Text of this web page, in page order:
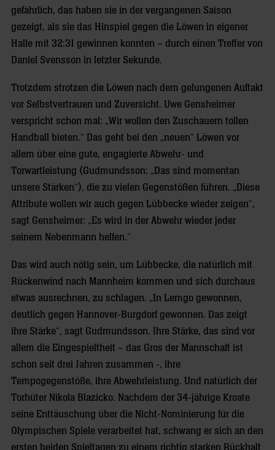
gefährlich, das haben sie in der vergangenen Saison
gezeigt, als sie das Hinspiel gegen die Löwen in eigener
Halle mit 32:31 gewinnen konnten – durch einen Treffer von
Daniel Svensson in letzter Sekunde.
Trotzdem strotzen die Löwen nach dem gelungenen Auftakt
vor Selbstvertrauen und Zuversicht. Uwe Gensheimer
verspricht schon mal: „Wir wollen den Zuschauern tollen
Handball bieten.“ Das geht bei den „neuen“ Löwen vor
allem über eine gute, engagierte Abwehr- und
Torwartleistung (Gudmundsson: „Das sind momentan
unsere Stärken“), die zu vielen Gegenstößen führen. „Diese
Attribute wollen wir auch gegen Lübbecke wieder zeigen“,
sagt Gensheimer: „Es wird in der Abwehr wieder jeder
seinem Nebenmann helfen.“
Das wird auch nötig sein, um Lübbecke, die natürlich mit
Rückenwind nach Mannheim kommen und sich durchaus
etwas ausrechnen, zu schlagen. „In Lemgo gewonnen,
deutlich gegen Hannover-Burgdorf gewonnen. Das zeigt
ihre Stärke“, sagt Gudmundsson. Ihre Stärke, das sind vor
allem die Eingespieltheit – das Gros der Mannschaft ist
schon seit drei Jahren zusammen -, ihre
Tempogegenstöße, ihre Abwehrleistung. Und natürlich der
Torhüter Nikola Blazicko. Nachdem der 34-jährige Kroate
seine Enttäuschung über die Nicht-Nominierung für die
Olympischen Spiele verarbeitet hat, schwang er sich an den
ersten beiden Spieltagen zu einem richtig starken Rückhalt